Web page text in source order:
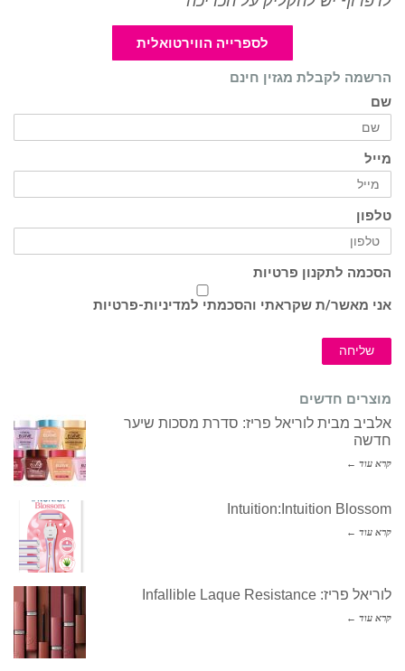
לספרייה הווירטואלית
הרשמה לקבלת מגזין חינם
שם
מייל
טלפון
הסכמה לתקנון פרטיות
אני מאשר/ת שקראתי והסכמתי למדיניות-פרטיות
שליחה
מוצרים חדשים
אלביב מבית לוריאל פריז: סדרת מסכות שיער
חדשה
קרא עוד ←
Intuition:Intuition Blossom
קרא עוד ←
לוריאל פריז: Infallible Laque Resistance
קרא עוד ←